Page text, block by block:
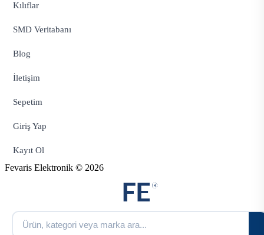
Kılıflar
SMD Veritabanı
Blog
İletişim
Sepetim
Giriş Yap
Kayıt Ol
Fevaris Elektronik © 2026